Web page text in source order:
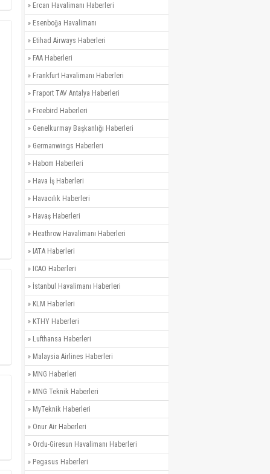
» Ercan Havalimanı Haberleri
» Esenboğa Havalimanı
» Etihad Airways Haberleri
» FAA Haberleri
» Frankfurt Havalimanı Haberleri
» Fraport TAV Antalya Haberleri
» Freebird Haberleri
» Genelkurmay Başkanlığı Haberleri
» Germanwings Haberleri
» Habom Haberleri
» Hava İş Haberleri
» Havacılık Haberleri
» Havaş Haberleri
» Heathrow Havalimanı Haberleri
» IATA Haberleri
» ICAO Haberleri
» İstanbul Havalimanı Haberleri
» KLM Haberleri
» KTHY Haberleri
» Lufthansa Haberleri
» Malaysia Airlines Haberleri
» MNG Haberleri
» MNG Teknik Haberleri
» MyTeknik Haberleri
» Onur Air Haberleri
» Ordu-Giresun Havalimanı Haberleri
» Pegasus Haberleri